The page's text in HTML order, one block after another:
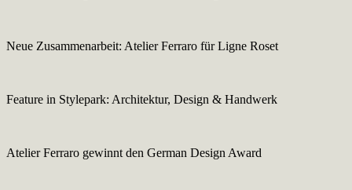
Neue Zusammenarbeit: Atelier Ferraro für Ligne Roset
Feature in Stylepark: Architektur, Design & Handwerk
Atelier Ferraro gewinnt den German Design Award